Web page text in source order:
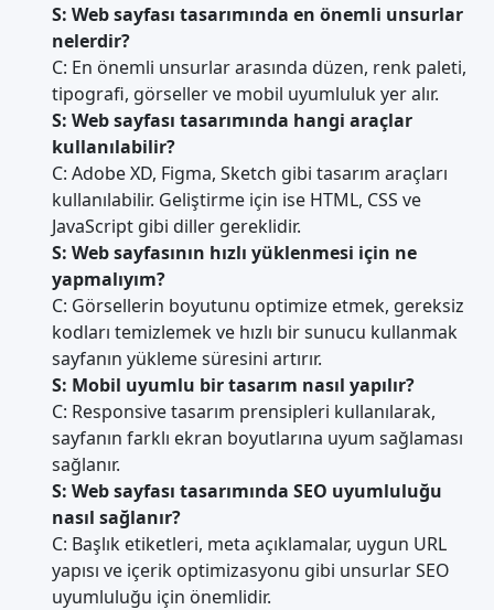
S: Web sayfası tasarımında en önemli unsurlar
nelerdir?
C: En önemli unsurlar arasında düzen, renk paleti,
tipografi, görseller ve mobil uyumluluk yer alır.
S: Web sayfası tasarımında hangi araçlar
kullanılabilir?
C: Adobe XD, Figma, Sketch gibi tasarım araçları
kullanılabilir. Geliştirme için ise HTML, CSS ve
JavaScript gibi diller gereklidir.
S: Web sayfasının hızlı yüklenmesi için ne
yapmalıyım?
C: Görsellerin boyutunu optimize etmek, gereksiz
kodları temizlemek ve hızlı bir sunucu kullanmak
sayfanın yükleme süresini artırır.
S: Mobil uyumlu bir tasarım nasıl yapılır?
C: Responsive tasarım prensipleri kullanılarak,
sayfanın farklı ekran boyutlarına uyum sağlaması
sağlanır.
S: Web sayfası tasarımında SEO uyumluluğu
nasıl sağlanır?
C: Başlık etiketleri, meta açıklamalar, uygun URL
yapısı ve içerik optimizasyonu gibi unsurlar SEO
uyumluluğu için önemlidir.